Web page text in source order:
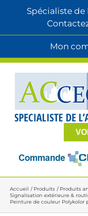
Spécialiste
Mon
Accueil Produits
Produits
Signalisation extérieure &
Peinture de couleur Polykolor